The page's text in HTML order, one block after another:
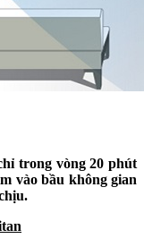
trong vòng 20 phút
vào bầu không gian